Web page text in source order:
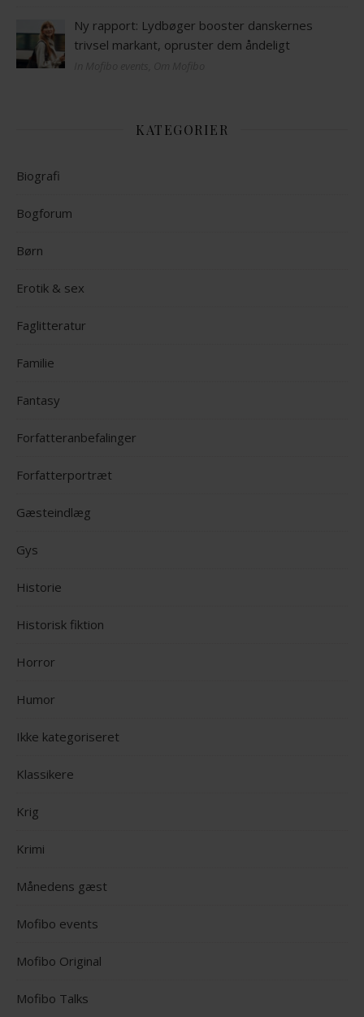
Ny rapport: Lydbøger booster danskernes
trivsel markant, opruster dem åndeligt
KATEGORIER
Biografi
Bogforum
Børn
Erotik & sex
Faglitteratur
Familie
Fantasy
Forfatteranbefalinger
Forfatterportræt
Gæsteindlæg
Gys
Historie
Historisk fiktion
Horror
Humor
Ikke kategoriseret
Klassikere
Krig
Krimi
Månedens gæst
Mofibo events
Mofibo Original
Mofibo Talks